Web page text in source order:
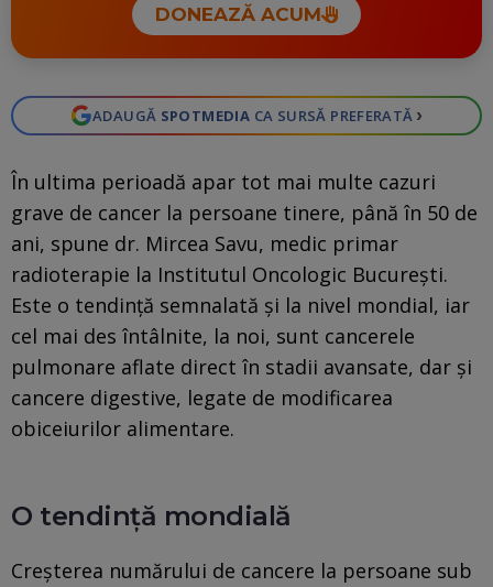
DONEAZĂ ACUM
ADAUGĂ SPOTMEDIA CA SURSĂ PREFERATĂ ›
În ultima perioadă apar tot mai multe cazuri
grave de cancer la persoane tinere, până în 50 de
ani, spune dr. Mircea Savu, medic primar
radioterapie la Institutul Oncologic Bucureşti.
Este o tendință semnalată și la nivel mondial, iar
cel mai des întâlnite, la noi, sunt cancerele
pulmonare aflate direct în stadii avansate, dar și
cancere digestive, legate de modificarea
obiceiurilor alimentare.
O tendință mondială
Creșterea numărului de cancere la persoane sub